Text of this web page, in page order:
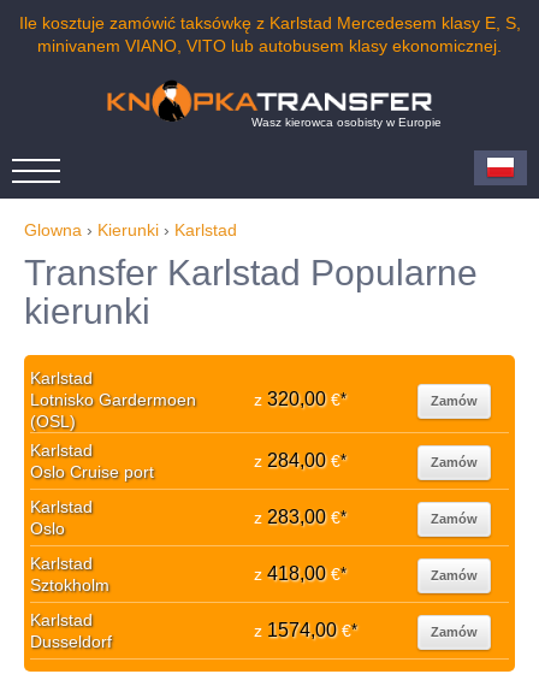
Ile kosztuje zamówić taksówkę z Karlstad Mercedesem klasy E, S,
minivanem VIANO, VITO lub autobusem klasy ekonomicznej.
Wasz kierowca osobisty w Europie
Glowna › Kierunki › Karlstad
Transfer Karlstad Popularne
kierunki
Karlstad
Lotnisko Gardermoen
(OSL)
z 320,00€* Zamów
Karlstad
Oslo Cruise port
z 284,00€* Zamów
Karlstad
Oslo
z 283,00€* Zamów
Karlstad
Sztokholm
z 418,00€* Zamów
Karlstad
Dusseldorf
z 1574,00€* Zamów